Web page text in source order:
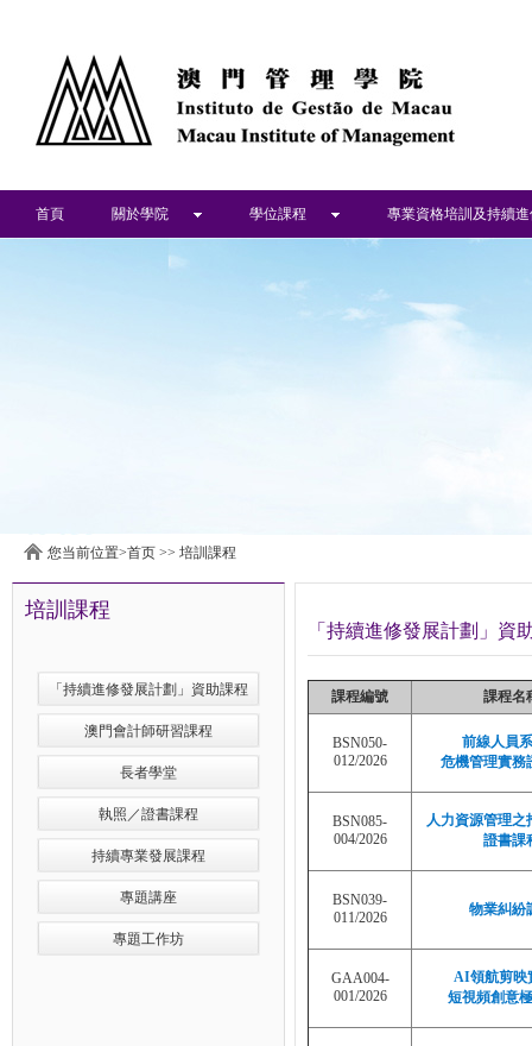
首頁 關於學院 學位課程 專業資格培訓及持續
您当前位置>首页 >> 培訓課程
培訓課程
「持續進修發展計劃」資助課程
澳門會計師研習課程
長者學堂
執照／證書課程
持續專業發展課程
專題講座
專題工作坊
「持續進修發展計劃」資
課程編號 課程名
BSN050-
012/2026
前線人員
危機管理實務
BSN085-
004/2026
人力資源管理之
證書課
BSN039-
011/2026
物業糾紛
GAA004-
001/2026
AI領航剪映
短視頻創意